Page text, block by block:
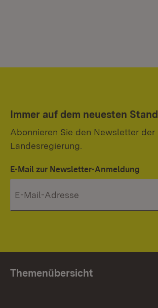
Immer auf dem neuesten Stand
Abonnieren Sie den Newsletter der
Landesregierung.
E-Mail zur Newsletter-Anmeldung
Themenübersicht